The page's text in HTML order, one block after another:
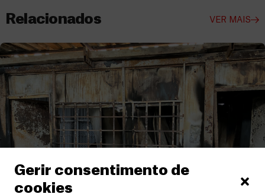
Gerir consentimento de
cookies
Relacionados VER MAIS